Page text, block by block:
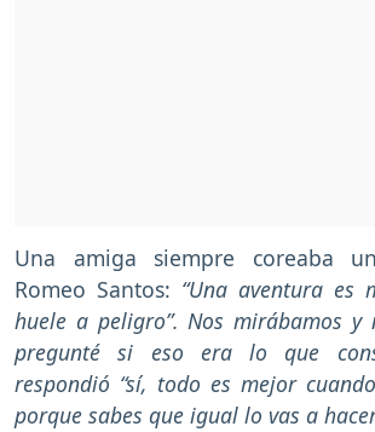
Una amiga siempre coreaba
Romeo Santos: “Una aventura es
huele a peligro”. Nos mirábamos y
pregunté si eso era lo que
respondió “sí, todo es mejor
porque sabes que igual lo vas a